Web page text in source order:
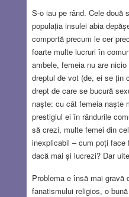
S-o iau pe rând. Cele două
populația insulei abia
comportă precum le cer
foarte multe lucruri în
ambele, femeia nu are
dreptul de vot (de, ei se țin
drept de care se bucură
naște: cu cât femeia naște
prestigiul ei în rândurile
să crezi, multe femei din
inexplicabil – cum poți face
dacă mai și lucrezi? Dar
Problema e însă mai
fanatismului religios, o